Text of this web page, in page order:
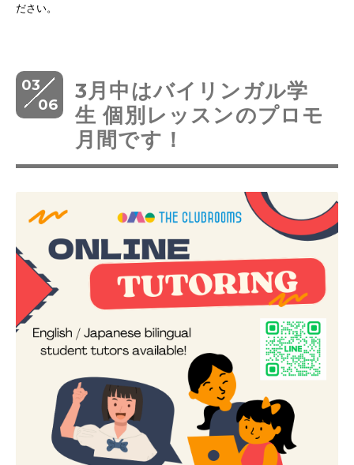
ださい。
03
06
3月中はバイリンガル学
生 個別レッスンのプロモ
月間です！